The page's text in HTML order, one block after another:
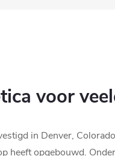
voor
in Denver,
heeft opgebouwd.